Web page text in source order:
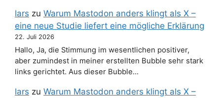
lars zu Warum Mastodon anders klingt als X –
eine neue Studie liefert eine mögliche Erklärung
22. Juli 2026
Hallo, Ja, die Stimmung im wesentlichen positiver,
aber zumindest in meiner erstellten Bubble sehr stark
links gerichtet. Aus dieser Bubble…
lars zu Warum Mastodon anders klingt als X –